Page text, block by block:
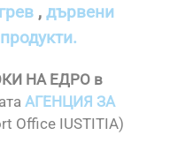
, дървени
НА ЕДРО в
АГЕНЦИЯ ЗА
Office IUSTITIA)